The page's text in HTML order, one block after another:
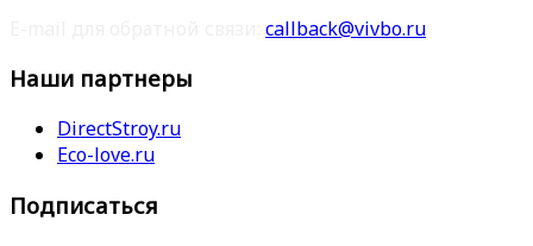
callback@vivbo.ru
Наши партнеры
DirectStroy.ru
Eco-love.ru
Подписаться